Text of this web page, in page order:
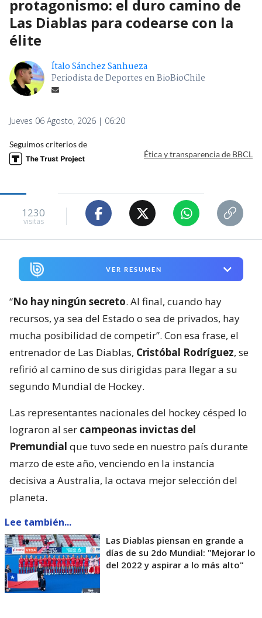
protagonismo: el duro camino de
Las Diablas para codearse con la
élite
Ítalo Sánchez Sanhueza
Periodista de Deportes en BioBioChile
Jueves 06 Agosto, 2026 | 06:20
Seguimos criterios de
Ética y transparencia de BBCL
1230
visitas
VER RESUMEN
“No hay ningún secreto. Al final, cuando hay
recursos, ya sea del Estado o sea de privados, hay
mucha posibilidad de competir”. Con esa frase, el
entrenador de Las Diablas, Cristóbal Rodríguez, se
refirió al camino de sus dirigidas para llegar a su
segundo Mundial de Hockey.
Las representantes nacionales del hockey césped lo
lograron al ser campeonas invictas del
Premundial que tuvo sede en nuestro país durante
marzo de este año, venciendo en la instancia
decisiva a Australia, la octava mejor selección del
planeta.
Lee también...
Las Diablas piensan en grande a
días de su 2do Mundial: "Mejorar lo
del 2022 y aspirar a lo más alto"